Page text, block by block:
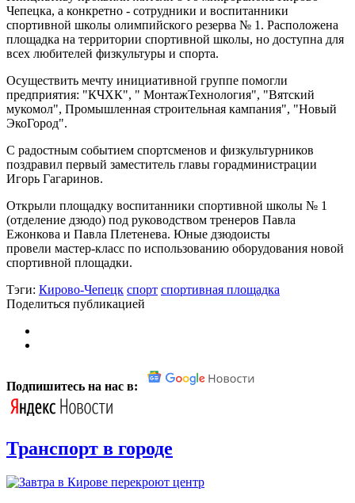
Чепецка, а конкретно - сотрудники и воспитанники
спортивной школы олимпийского резерва № 1. Расположена
площадка на территории спортивной школы, но доступна для
всех любителей физкультуры и спорта.
Осуществить мечту инициативной группе помогли
предприятия: "КЧХК", " МонтажТехнология", "Вятский
мукомол", Промышленная строительная кампания", "Новый
ЭкоГород".
С радостным событием спортсменов и физкультурников
поздравил первый заместитель главы горадминистрации
Игорь Гагаринов.
Открыли площадку воспитанники спортивной школы № 1
(отделение дзюдо) под руководством тренеров Павла
Ежонкова и Павла Плетенева. Юные дзюдоисты
провели мастер-класс по использованию оборудования новой
спортивной площадки.
Тэги: Кирово-Чепецк спорт спортивная площадка
Поделиться публикацией
Подпишитесь на нас в:
Транспорт в городе